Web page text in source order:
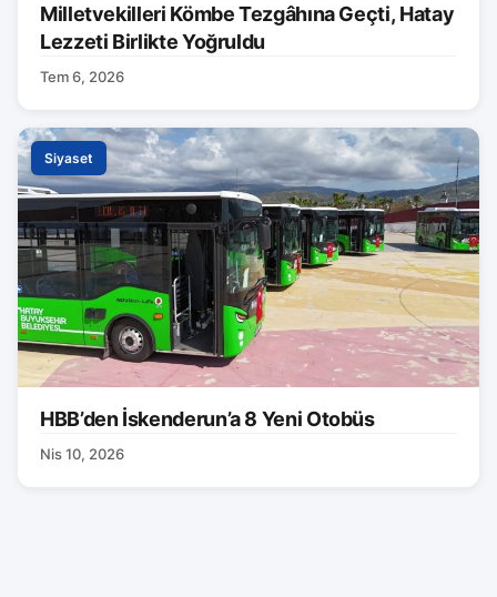
Milletvekilleri Kömbe Tezgâhına Geçti, Hatay
Lezzeti Birlikte Yoğruldu
Tem 6, 2026
Siyaset
HBB’den İskenderun’a 8 Yeni Otobüs
Nis 10, 2026